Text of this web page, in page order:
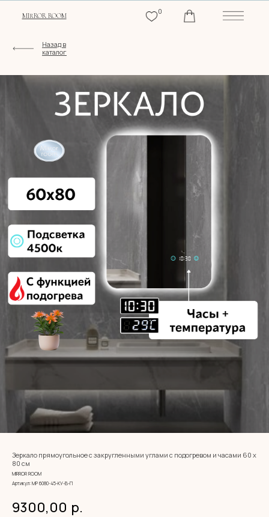
Зеркало прямоугольное с закругленными углами с подогревом и часами 60 х
80 см
MIRROR ROOM
Артикул:МР 6080-45-КУ-В-П
9300,00 р.